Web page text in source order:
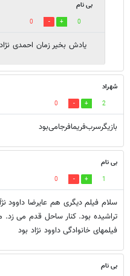
بی نام
0
0
یادش بخیر زمان احمدی
شهراد
2
0
بازیگرسرب‌فریما‌فرجامی‌بود
بی نام
1
0
سلام فیلم دیگری هم عایرضا داوود
تراشیده بود. کنار ساحل قدم می زد.
فیلمهای خانوادگی داوود نژاد بود
بی نام